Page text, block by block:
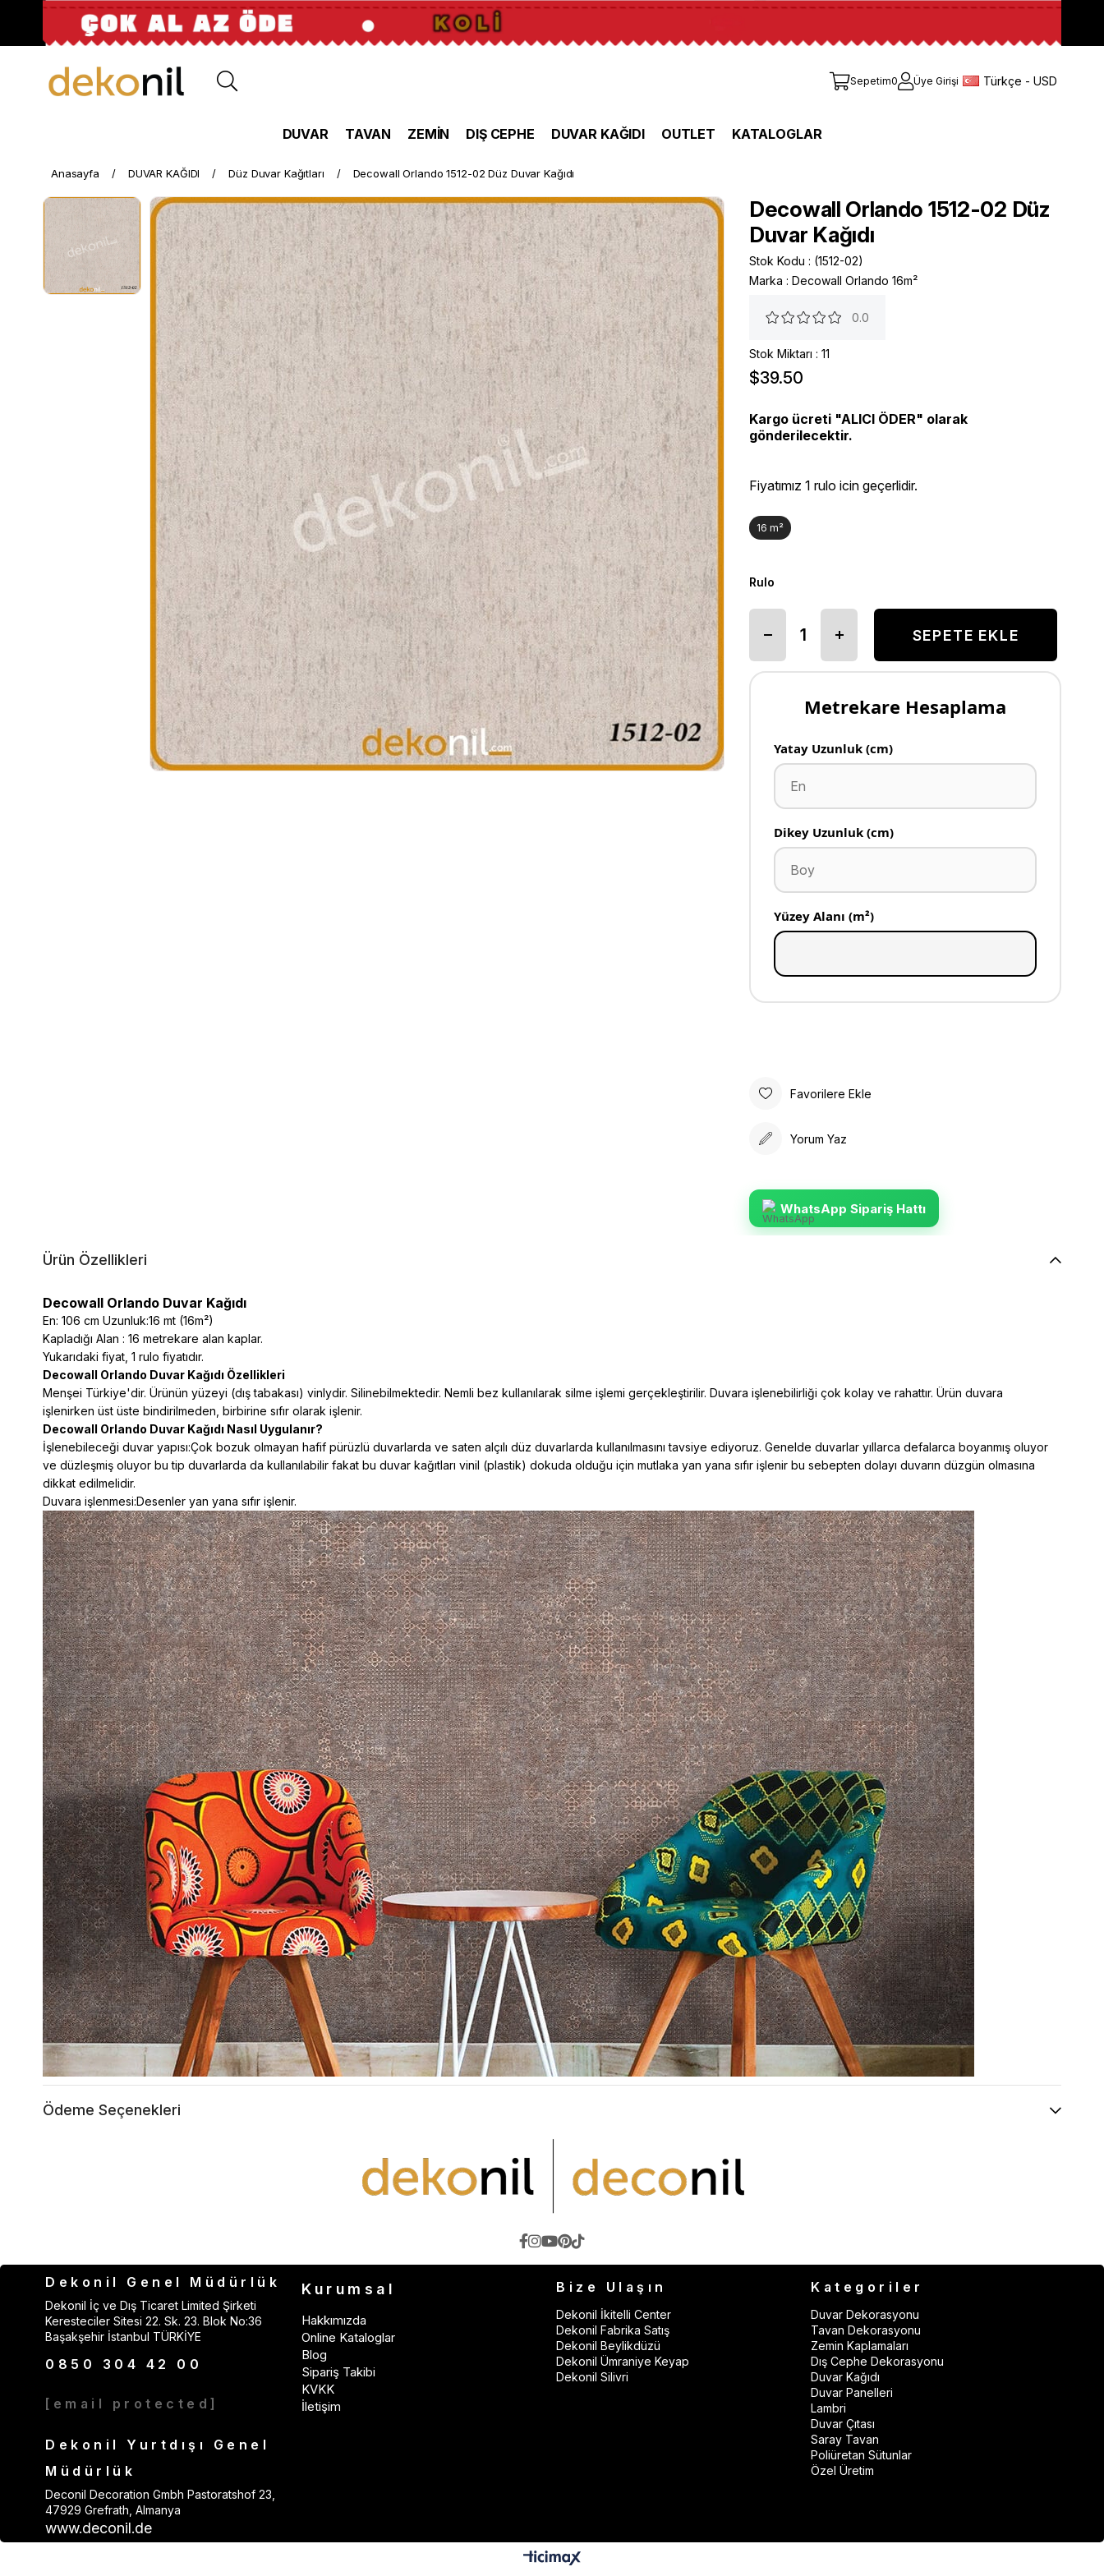
Sepetim0 Üye Girişi Türkçe - USD
DUVAR TAVAN ZEMİN DIŞ CEPHE DUVAR KAĞIDI OUTLET KATALOGLAR
Anasayfa DUVAR KAĞIDI Düz Duvar Kağıtları Decowall Orlando 1512-02 Düz Duvar Kağıdı
Decowall Orlando 1512-02 Düz
Duvar Kağıdı
Stok Kodu
(1512-02)
Marka : Decowall Orlando 16m²
0.0
Stok Miktarı : 11
$39.50
Kargo ücreti "ALICI ÖDER" olarak
gönderilecektir.
Fiyatımız 1 rulo icin geçerlidir.
16 m²
Rulo
Metrekare Hesaplama
Yatay Uzunluk (cm)
Dikey Uzunluk (cm)
Yüzey Alanı (m²)
Favorilere Ekle
Yorum Yaz
WhatsApp Sipariş Hattı
Ürün Özellikleri
Decowall Orlando Duvar Kağıdı
En: 106 cm Uzunluk:16 mt (16m²)
Kapladığı Alan : 16 metrekare alan kaplar.
Yukarıdaki fiyat, 1 rulo fiyatıdır.
Decowall Orlando Duvar Kağıdı Özellikleri
Menşei Türkiye'dir. Ürünün yüzeyi (dış tabakası) vinlydir. Silinebilmektedir. Nemli bez kullanılarak silme işlemi gerçekleştirilir. Duvara işlenebilirliği çok kolay ve rahattır. Ürün duvara
işlenirken üst üste bindirilmeden, birbirine sıfır olarak işlenir.
Decowall Orlando Duvar Kağıdı Nasıl Uygulanır?
İşlenebileceği duvar yapısı:Çok bozuk olmayan hafif pürüzlü duvarlarda ve saten alçılı düz duvarlarda kullanılmasını tavsiye ediyoruz. Genelde duvarlar yıllarca defalarca boyanmış oluyor
ve düzleşmiş oluyor bu tip duvarlarda da kullanılabilir fakat bu duvar kağıtları vinil (plastik) dokuda olduğu için mutlaka yan yana sıfır işlenir bu sebepten dolayı duvarın düzgün olmasına
dikkat edilmelidir.
Duvara işlenmesi:Desenler yan yana sıfır işlenir.
Ödeme Seçenekleri
Dekonil Genel Müdürlük
Dekonil İç ve Dış Ticaret Limited Şirketi
Keresteciler Sitesi 22. Sk. 23. Blok No:36
Başakşehir İstanbul TÜRKİYE
0850 304 42 00
[email protected]
Dekonil Yurtdışı Genel
Müdürlük
Deconil Decoration Gmbh Pastoratshof 23,
47929 Grefrath, Almanya
www.deconil.de
Kurumsal
Hakkımızda
Online Kataloglar
Blog
Sipariş Takibi
KVKK
İletişim
Bize Ulaşın
Dekonil İkitelli Center
Dekonil Fabrika Satış
Dekonil Beylikdüzü
Dekonil Ümraniye Keyap
Dekonil Silivri
Kategoriler
Duvar Dekorasyonu
Tavan Dekorasyonu
Zemin Kaplamaları
Dış Cephe Dekorasyonu
Duvar Kağıdı
Duvar Panelleri
Lambri
Duvar Çıtası
Saray Tavan
Poliüretan Sütunlar
Özel Üretim